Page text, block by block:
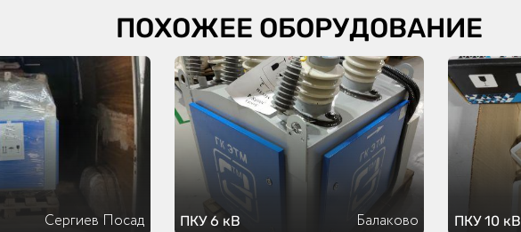
ПОХОЖЕЕ ОБОРУДОВАНИЕ
Сергиев Посад ПКУ 6 кВ Балаково ПКУ 10 кВ